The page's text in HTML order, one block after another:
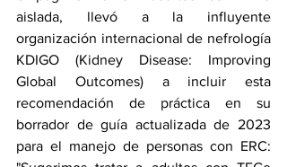
aislada, llevó a la influyente
organización internacional de nefrología
KDIGO (Kidney Disease: Improving
Global Outcomes) a incluir esta
borrador de guía actualizada de 2023
para el manejo de personas con ERC: